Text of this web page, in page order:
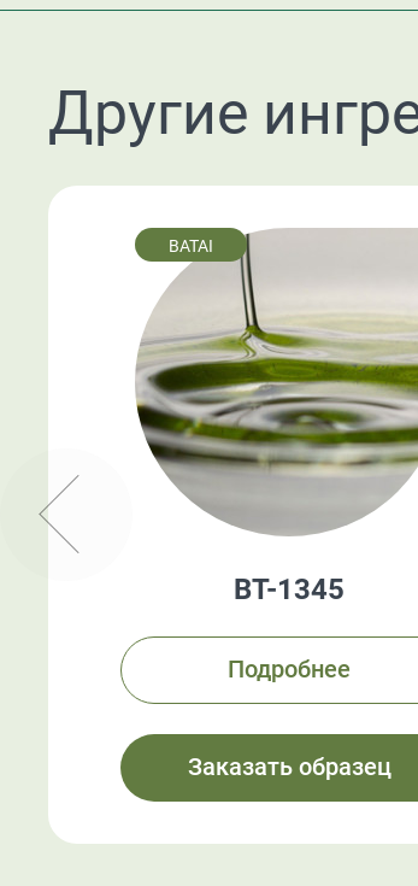
Другие
BATAI
BT-1345
Подробнее
Заказать образец